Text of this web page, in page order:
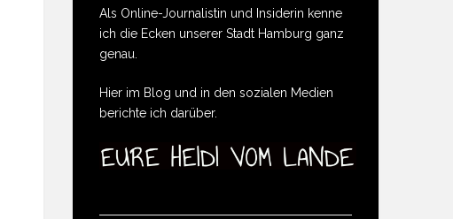
Als Online-Journalistin und Insiderin kenne
ich die Ecken unserer Stadt Hamburg ganz
genau.
Hier im Blog und in den sozialen Medien
berichte ich darüber.